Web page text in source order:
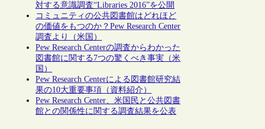
対する意識調査“Libraries 2016”を公開
コミュニティの公共図書館はどれほど
の価値をもつのか？Pew Research Center
調査より（米国）
Pew Research Centerの調査からわかった
図書館に関する7つの驚くべき事実（米
国）
Pew Research Centerによる図書館研究結
果の10大重要事項（資料紹介）
Pew Research Center、米国民と公共図書
館との関係性に関する調査結果を公表